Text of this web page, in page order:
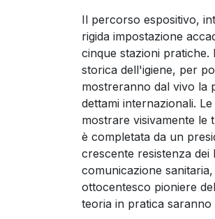
Il percorso espositivo,
rigida impostazione
cinque stazioni
storica dell'igiene, per
mostreranno dal vivo la
dettami internazionali.
mostrare visivamente le
è completata da un
crescente resistenza dei
comunicazione
ottocentesco pioniere
teoria in pratica saranno